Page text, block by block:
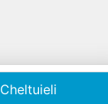
Cheltuieli